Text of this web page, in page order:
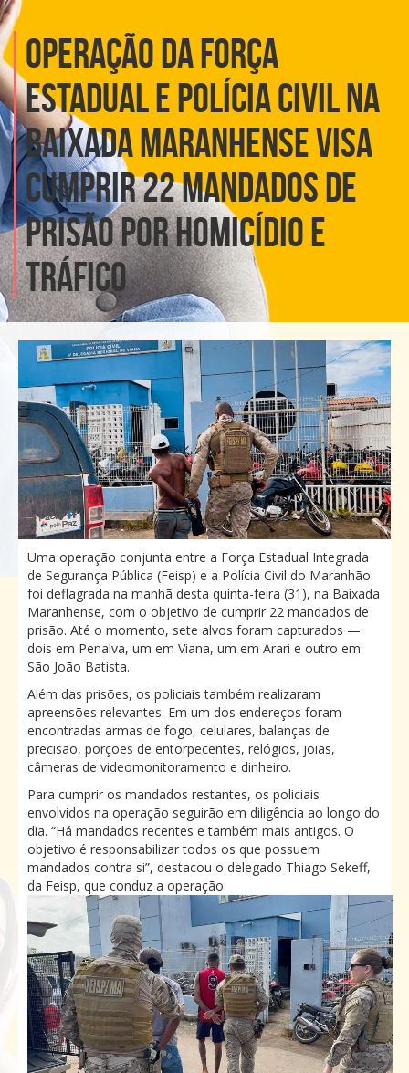
OPERAÇÃO DA FORÇA
ESTADUAL E POLÍCIA CIVIL NA
BAIXADA MARANHENSE VISA
CUMPRIR 22 MANDADOS DE
PRISÃO POR HOMICÍDIO E
TRÁFICO
Uma operação conjunta entre a Força Estadual Integrada
de Segurança Pública (Feisp) e a Polícia Civil do Maranhão
foi deflagrada na manhã desta quinta-feira (31), na Baixada
Maranhense, com o objetivo de cumprir 22 mandados de
prisão. Até o momento, sete alvos foram capturados —
dois em Penalva, um em Viana, um em Arari e outro em
São João Batista.
Além das prisões, os policiais também realizaram
apreensões relevantes. Em um dos endereços foram
encontradas armas de fogo, celulares, balanças de
precisão, porções de entorpecentes, relógios, joias,
câmeras de videomonitoramento e dinheiro.
Para cumprir os mandados restantes, os policiais
envolvidos na operação seguirão em diligência ao longo do
dia. “Há mandados recentes e também mais antigos. O
objetivo é responsabilizar todos os que possuem
mandados contra si”, destacou o delegado Thiago Sekeff,
da Feisp, que conduz a operação.